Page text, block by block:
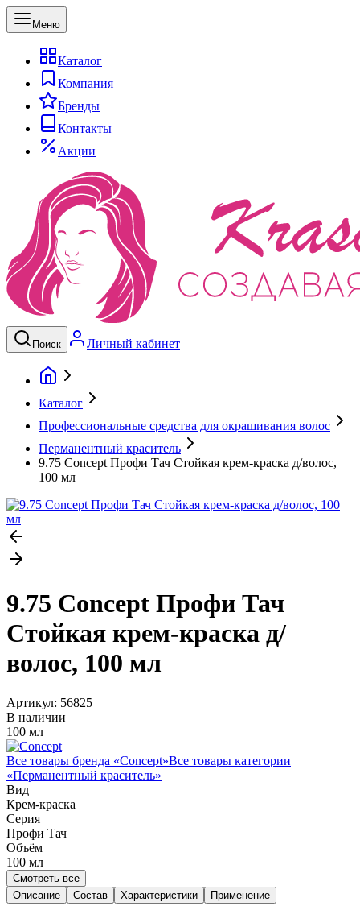
Меню
Каталог
Компания
Бренды
Контакты
Акции
Поиск Личный кабинет
Каталог
Профессиональные средства для окрашивания волос
Перманентный краситель
9.75 Concept Профи Тач Стойкая крем-краска д/волос,
100 мл
9.75 Concept Профи Тач
Стойкая крем-краска д/
волос, 100 мл
Артикул: 56825
В наличии
100 мл
Все товары бренда «Concept»Все товары категории
«Перманентный краситель»
Вид
Крем-краска
Серия
Профи Тач
Объём
100 мл
Смотреть все
Описание
Состав Характеристики Применение